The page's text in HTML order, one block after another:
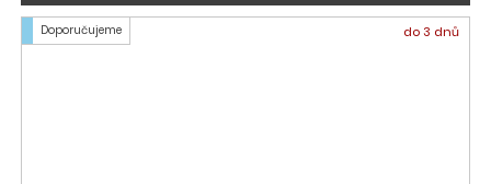
Doporučujeme do 3 dnů